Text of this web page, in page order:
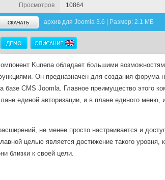
Просмотров 10864
архив для Joomla 3.6 | Размер: 2.1 МБ
Kunena обладает большими
Он предназначен для создания форума
базе CMS Joomla. Главное преимущество этого
единой авторизации, и в плане единого меню,
не менее просто настраивается и
целью является достижение такого уровня,
близки к своей цели.